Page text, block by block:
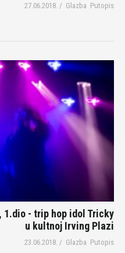
27.06.2018. / Glazba Putopis
1.dio - trip hop idol Tricky
u kultnoj Irving Plazi
23.06.2018. / Glazba Putopis